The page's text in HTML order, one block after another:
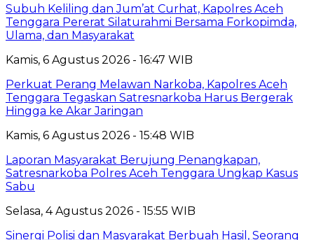
Subuh Keliling dan Jum’at Curhat, Kapolres Aceh
Tenggara Pererat Silaturahmi Bersama Forkopimda,
Ulama, dan Masyarakat
Kamis, 6 Agustus 2026 - 16:47 WIB
Perkuat Perang Melawan Narkoba, Kapolres Aceh
Tenggara Tegaskan Satresnarkoba Harus Bergerak
Hingga ke Akar Jaringan
Kamis, 6 Agustus 2026 - 15:48 WIB
Laporan Masyarakat Berujung Penangkapan,
Satresnarkoba Polres Aceh Tenggara Ungkap Kasus
Sabu
Selasa, 4 Agustus 2026 - 15:55 WIB
Sinergi Polisi dan Masyarakat Berbuah Hasil, Seorang